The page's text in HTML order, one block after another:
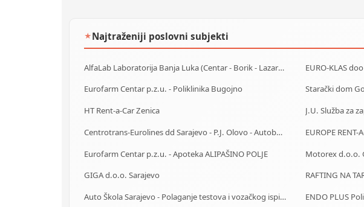
★Najtraženiji poslovni subjekti
AlfaLab Laboratorija Banja Luka (Centar - Borik - Lazarevo) EURO-KLAS doo
Eurofarm Centar p.z.u. - Poliklinika Bugojno
HT Rent-a-Car Zenica
Centrotrans-Eurolines dd Sarajevo - P.J. Olovo - Autobuska stanica
EUROPE RENT-
Eurofarm Centar p.z.u. - Apoteka ALIPAŠINO POLJE
Motorex d.o.o.
GIGA d.o.o. Sarajevo
RAFTING NA
Auto Škola Sarajevo - Polaganje testova i vozačkog ispita
ENDO PLUS